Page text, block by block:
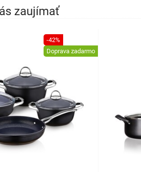
zaujímať
-42%
Doprava zadarmo